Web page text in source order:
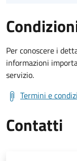
Per conoscere i
informazioni
servizio.
Termini e
Contatti